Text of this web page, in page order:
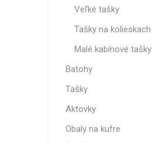
Veľké tašky
Tašky na kolieskach
Malé kabínové tašky
Batohy
Tašky
Aktovky
Obaly na kufre